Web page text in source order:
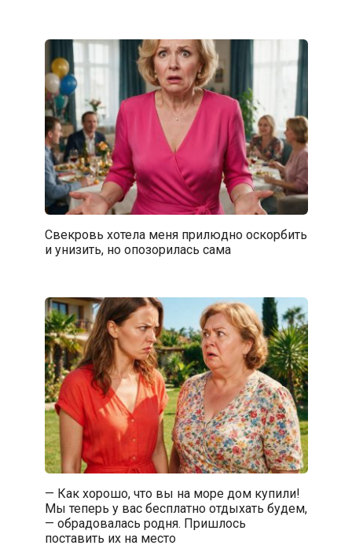
Свекровь хотела меня прилюдно оскорбить
и унизить, но опозорилась сама
— Как хорошо, что вы на море дом купили!
Мы теперь у вас бесплатно отдыхать будем,
— обрадовалась родня. Пришлось
поставить их на место